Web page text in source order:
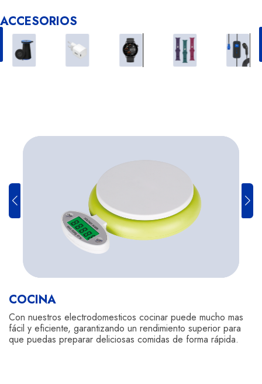
ACCESORIOS
COCINA
Con nuestros electrodomesticos cocinar puede mucho mas
fácil y eficiente, garantizando un rendimiento superior para
que puedas preparar deliciosas comidas de forma rápida.